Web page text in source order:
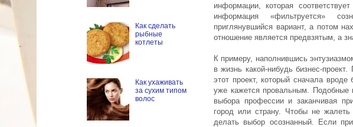
информации, которая
информация «фильтруется»
приглянувшийся вариант, а потом
отношение является предвзятым, а
К примеру, наполнившись
в жизнь какой-нибудь бизнес-
этот проект, который сначала
уже кажется провальным.
выбора профессии и заканчивая
город или страну. Чтобы не
делать выбор осознанный. Если
Как сделать
рыбные
котлеты
Как ухаживать
за сухим типом
волос